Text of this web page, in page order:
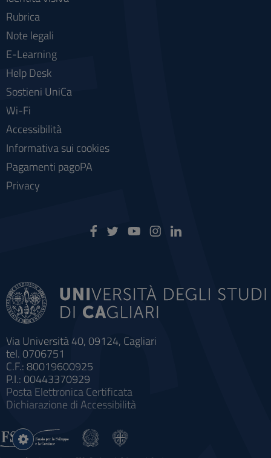
Via Università 40, 09124, Cagliari
tel. 0706751
C.F.: 80019600925
P.I.: 00443370929
Posta Elettronica Certificata
Dichiarazione di Accessibilità
Rubrica
Note legali
E-Learning
Help Desk
Sostieni UniCa
Wi-Fi
Accessibilità
Informativa sui cookies
Pagamenti pagoPA
Privacy
Impostazioni
cookie